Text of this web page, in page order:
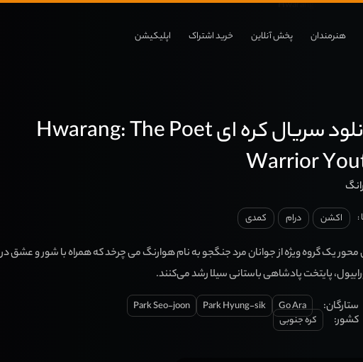
هنرمندان پخش آنلاین خرید اشتراک اپلیکیشن
دانلود سریال کره ای Hwarang: The Poet
Warrior
: اکشن درام کمدی
یک گروه ویژه از جوانان مرد جنگجو به نام هوارنگ می چرخد ​​که همراه با شور و عشق در
پایتخت پادشاهی باستانی سیلا رشد می‌کنند.
ستارگان:
Go Ara
Park Hyung-sik
Park Seo-joon
کشور: کره جنوبی